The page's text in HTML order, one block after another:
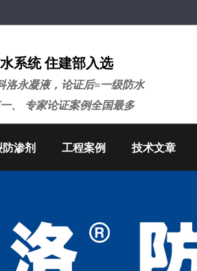
系统 住建部入选
洛永凝液，论证后=一级防水
、 专家论证案例全国最多
渗剂 工程案例 技术文章